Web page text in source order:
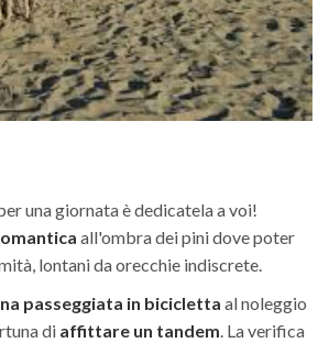
una giornata è dedicatela a voi!
all'ombra dei pini dove poter
lontani da orecchie indiscrete.
passeggiata in bicicletta al noleggio
di affittare un tandem . La verifica